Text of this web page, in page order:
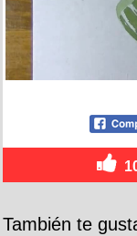
También te